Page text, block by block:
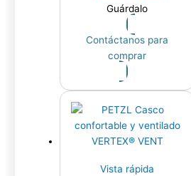
Guárdalo
Contáctanos para
comprar
Vista rápida